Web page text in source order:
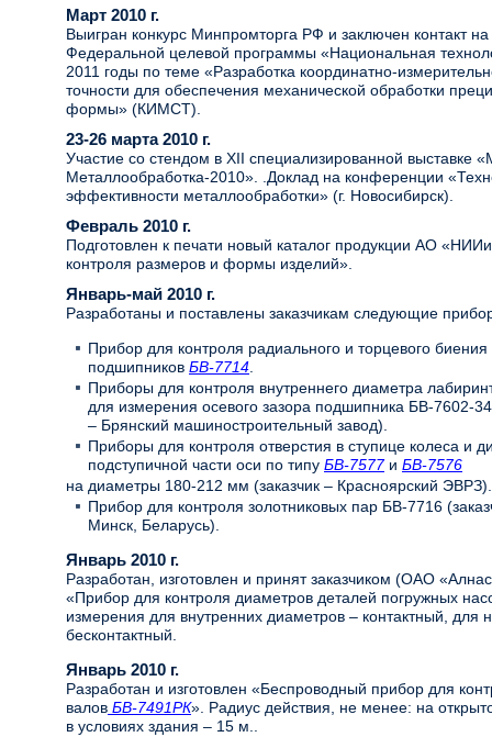
Март 2010 г.
Выигран конкурс Минпромторга РФ и заключен контакт
Федеральной целевой программы «Национальная
2011 годы по теме «Разработка координатно-
точности для обеспечения механической обработки
формы» (КИМСТ).
23-26 марта 2010 г.
Участие со стендом в XII специализированной выставке
Металлообработка-2010». .Доклад на конференции
эффективности металлообработки» (г. Новосибирск).
Февраль 2010 г.
Подготовлен к печати новый каталог продукции АО
контроля размеров и формы изделий».
Январь-май 2010 г.
Разработаны и поставлены заказчикам следующие
Прибор для контроля радиального и торцевого
подшипников БВ-7714
Приборы для контроля внутреннего диаметра
для измерения осевого зазора подшипника БВ-7602-34
– Брянский машиностроительный завод).
Приборы для контроля отверстия в ступице колеса и
подступичной части оси по типу БВ-7577и БВ-7576
на диаметры 180-212 мм (заказчик – Красноярский ЭВРЗ).
Прибор для контроля золотниковых пар БВ-7716
Минск, Беларусь).
Январь 2010 г.
Разработан, изготовлен и принят заказчиком (ОАО
«Прибор для контроля диаметров деталей погружных
измерения для внутренних диаметров – контактный, для
бесконтактный.
Январь 2010 г.
Разработан и изготовлен «Беспроводный прибор для
валов БВ-7491РК». Радиус действия, не менее: на
в условиях здания – 15 м..